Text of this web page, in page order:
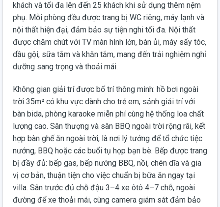
khách và tối đa lên đến 25 khách khi sử dụng thêm nệm
phụ. Mỗi phòng đều được trang bị WC riêng, máy lạnh và
nội thất hiện đại, đảm bảo sự tiện nghi tối đa. Nội thất
được chăm chút với TV màn hình lớn, bàn ủi, máy sấy tóc,
dầu gội, sữa tắm và khăn tắm, mang đến trải nghiệm nghỉ
dưỡng sang trọng và thoải mái.
Không gian giải trí được bố trí thông minh: hồ bơi ngoài
trời 35m² có khu vực dành cho trẻ em, sảnh giải trí với
bàn bida, phòng karaoke miễn phí cùng hệ thống loa chất
lượng cao. Sân thượng và sân BBQ ngoài trời rộng rãi, kết
hợp bàn ghế ăn ngoài trời, là nơi lý tưởng để tổ chức tiệc
nướng, BBQ hoặc các buổi tụ họp bạn bè. Bếp được trang
bị đầy đủ: bếp gas, bếp nướng BBQ, nồi, chén dĩa và gia
vị cơ bản, thuận tiện cho việc chuẩn bị bữa ăn ngay tại
villa. Sân trước đủ chỗ đậu 3–4 xe ôtô 4–7 chỗ, ngoài
đường để xe thoải mái, cùng camera giám sát đảm bảo